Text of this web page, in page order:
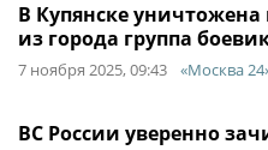
В Купянске
из города группа
7 ноября 2025, 09:43 «Москва
ВС России уверенно